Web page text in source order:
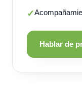
✓
Hablar de